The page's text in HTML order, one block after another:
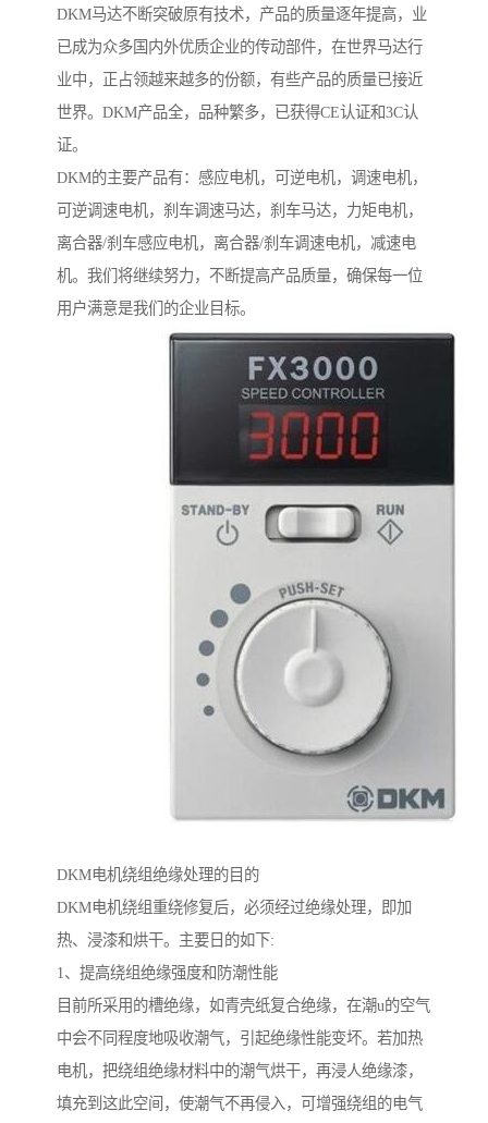
DKM马达不断突破原有技术，产品的质量逐年提高，业
已成为众多国内外优质企业的传动部件，在世界马达行
业中，正占领越来越多的份额，有些产品的质量已接近
世界。DKM产品全，品种繁多，已获得CE认证和3C认
证。
DKM的主要产品有：感应电机，可逆电机，调速电机，
可逆调速电机，刹车调速马达，刹车马达，力矩电机，
离合器/刹车感应电机，离合器/刹车调速电机，减速电
机。我们将继续努力，不断提高产品质量，确保每一位
用户满意是我们的企业目标。
DKM电机绕组绝缘处理的目的
DKM电机绕组重绕修复后，必须经过绝缘处理，即加
热、浸漆和烘干。主要日的如下:
1、提高绕组绝缘强度和防潮性能
目前所采用的槽绝缘，如青壳纸复合绝缘，在潮u的空气
中会不同程度地吸收潮气，引起绝缘性能变坏。若加热
电机，把绕组绝缘材料中的潮气烘干，再浸人绝缘漆，
填充到这此空间，使潮气不再侵入，可增强绕组的电气